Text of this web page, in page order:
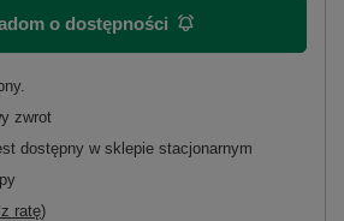
o dostępności
zwrot
dostępny w sklepie stacjonarnym
ratę)